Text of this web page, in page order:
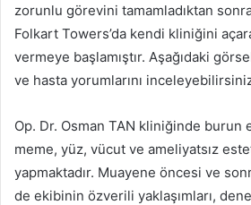
zorunlu görevini tamamladıktan sonra
Folkart Towers’da kendi kliniğini
vermeye başlamıştır. Aşağıdaki
ve hasta yorumlarını
Op. Dr. Osman TAN kliniğinde burun
meme, yüz, vücut ve ameliyatsız
yapmaktadır. Muayene öncesi ve
de ekibinin özverili yaklaşımları,